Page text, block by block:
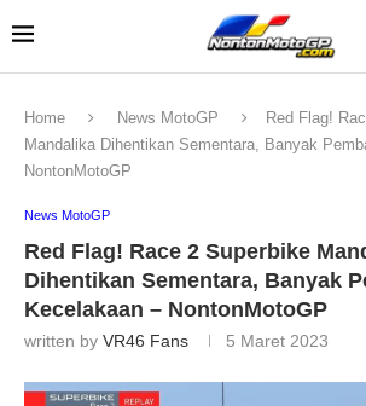
Home News MotoGP
Red Flag!
Mandalika Dihentikan Sementara, Banyak
NontonMotoGP
News MotoGP
Red Flag! Race 2 Superbike
Dihentikan Sementara, Banyak
Kecelakaan – NontonMotoGP
written by VR46 Fans 5 Maret 2023